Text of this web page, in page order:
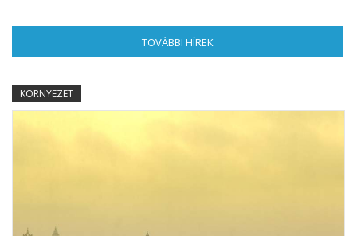
TOVÁBBI HÍREK
KÖRNYEZET